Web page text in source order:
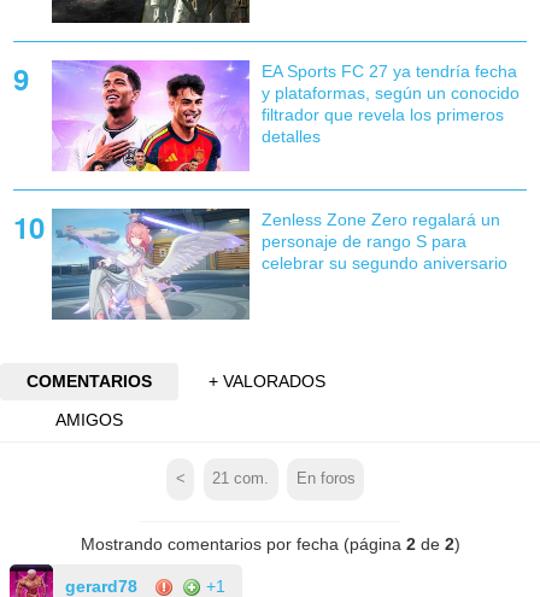
EA Sports FC 27 ya tendría fecha
y plataformas, según un conocido
filtrador que revela los primeros
detalles
Zenless Zone Zero regalará un
personaje de rango S para
celebrar su segundo aniversario
COMENTARIOS
+ VALORADOS
AMIGOS
< 21 com. En foros
Mostrando comentarios por fecha (página 2de 2)
gerard78 +1